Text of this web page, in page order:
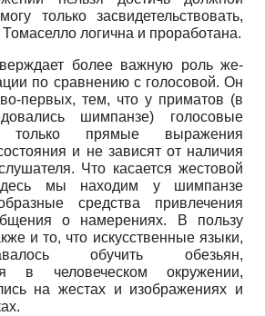
только засвидетельствовать,
логична и проработана.
более важную роль же­
по сравнению с голосовой. Он
первых, тем, что у приматов (в
шимпанзе) голосовые
только прямые выражения
и не зависят от наличия
Что касается жестовой
мы находим у шимпанзе
средства привлечения
о намерениях. В пользу
и то, что искусственные языки,
обучить обезьян,
в человеческом окружении,
на жестах и изображениях и